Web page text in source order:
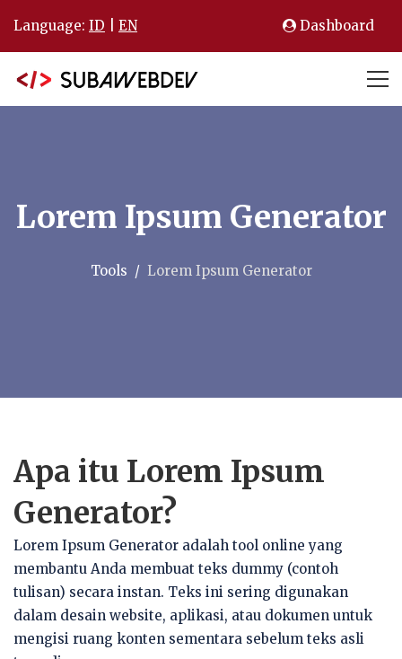
Language: ID EN Dashboard
Lorem Ipsum Generator
Tools Lorem Ipsum Generator
Apa itu Lorem Ipsum
Generator?
Lorem Ipsum Generator adalah tool online yang
membantu Anda membuat teks dummy (contoh
tulisan) secara instan. Teks ini sering digunakan
dalam desain website, aplikasi, atau dokumen untuk
mengisi ruang konten sementara sebelum teks asli